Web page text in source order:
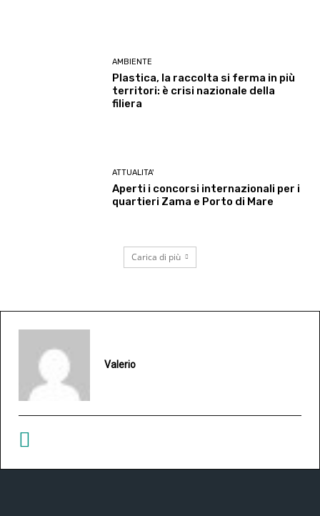
AMBIENTE
Plastica, la raccolta si ferma in più
territori: è crisi nazionale della
filiera
ATTUALITA'
Aperti i concorsi internazionali per i
quartieri Zama e Porto di Mare
Carica di più
Valerio